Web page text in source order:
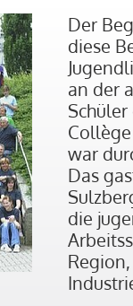
Der
diese
an der
war
Das
die